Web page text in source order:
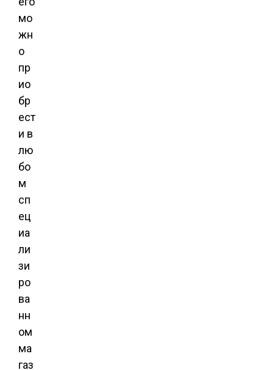
мо
жн
о
пр
ио
бр
ест
и в
лю
бо
м
сп
ец
иа
ли
зи
ро
ва
нн
ом
ма
газ